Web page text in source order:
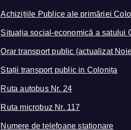
Achizițiile Publice ale primăriei
Situația social-economică a satului
Orar transport public (actualizat
Stații transport public in Colonița
Ruta autobus Nr. 24
Ruta microbuz Nr. 117
Numere de telefoane staționare